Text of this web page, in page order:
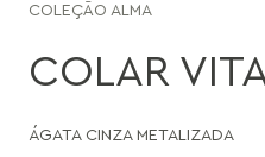
COLEÇÃO ALMA
COLAR
ÁGATA CINZA METALIZADA